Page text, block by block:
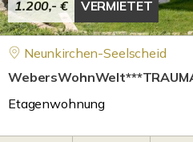
1.200,- € VERMIETET
Neunkirchen-Seelscheid
Etagenwohnung